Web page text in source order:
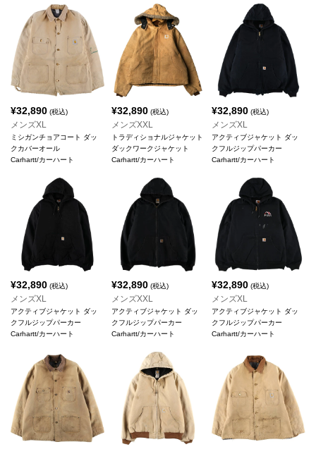
¥32,890 (税込)
メンズXL
ミシガンチョアコート ダッ
クカバーオール
Carhartt/カーハート
¥32,890(税込)
メンズXXL
トラディショナルジャケット
ダックワークジャケット
Carhartt/カーハート
¥32,890 (税込)
メンズXL
アクティブジャケット ダッ
クフルジップパーカー
Carhartt/カーハート
¥32,890 (税込)
メンズXL
アクティブジャケット ダッ
クフルジップパーカー
Carhartt/カーハート
¥32,890(税込)
メンズXXL
アクティブジャケット ダッ
クフルジップパーカー
Carhartt/カーハート
¥32,890 (税込)
メンズXL
アクティブジャケット ダッ
クフルジップパーカー
Carhartt/カーハート